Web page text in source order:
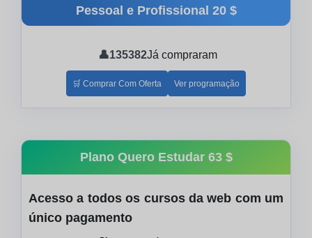
Pessoal e Profissional 20 $
👤135382Já compraram
🛒 Comprar Com Oferta Ver programação
Plano Quero Estudar 63 $
Acesso a todos os cursos da web com um
único pagamento